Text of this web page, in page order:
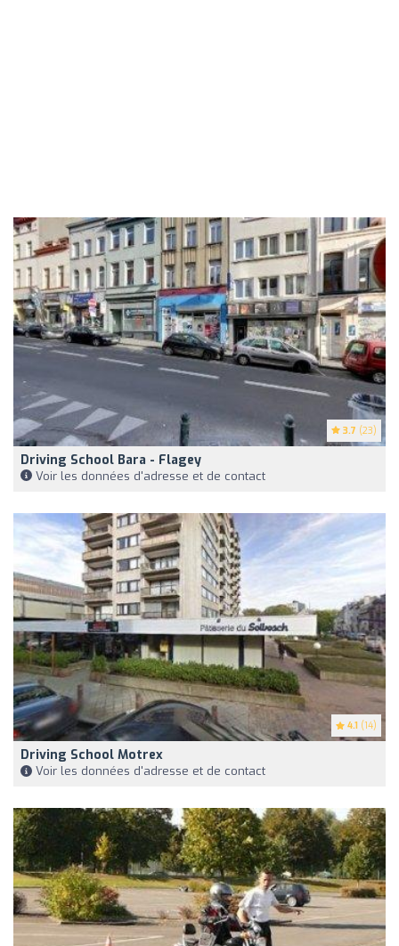
3.7 (23)
Driving School Bara - Flagey
Voir les données d'adresse et de contact
4.1 (14)
Driving School Motrex
Voir les données d'adresse et de contact